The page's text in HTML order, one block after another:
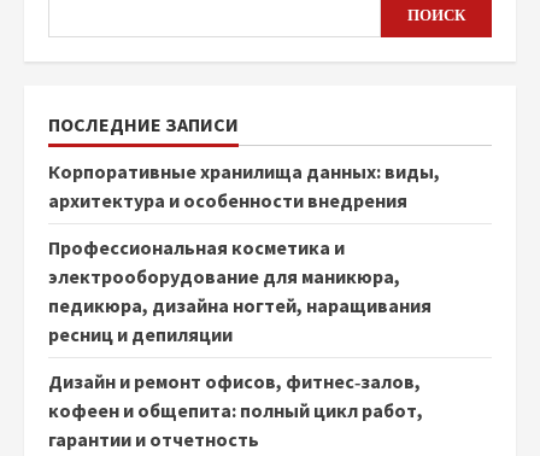
ПОИСК
ПОСЛЕДНИЕ ЗАПИСИ
Корпоративные хранилища данных: виды,
архитектура и особенности внедрения
Профессиональная косметика и
электрооборудование для маникюра,
педикюра, дизайна ногтей, наращивания
ресниц и депиляции
Дизайн и ремонт офисов, фитнес‑залов,
кофеен и общепита: полный цикл работ,
гарантии и отчетность